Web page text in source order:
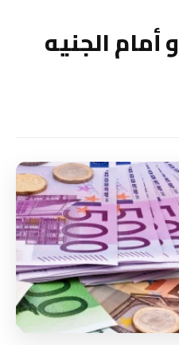
أمام الجنيه